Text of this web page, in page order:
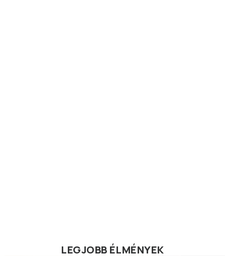
LEGJOBB ÉLMÉNYEK